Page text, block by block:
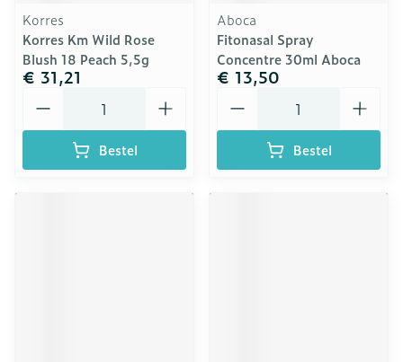
Korres
Korres Km Wild Rose
Blush 18 Peach 5,5g
€ 31,21
Bestel
Aboca
Fitonasal Spray
Concentre 30ml Aboca
€ 13,50
Bestel